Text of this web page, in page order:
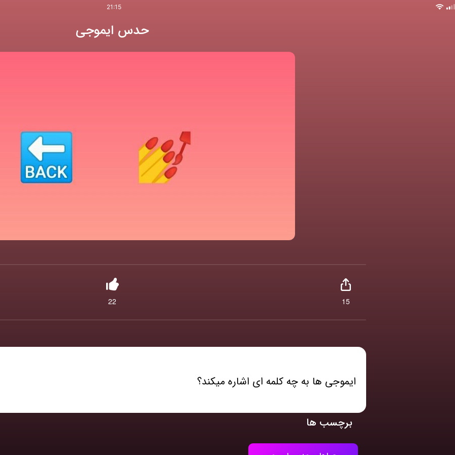
21:15
حدس ایموجی
22 15
ایموجی ها به چه کلمه ای اشاره میکند؟
برچسب ها